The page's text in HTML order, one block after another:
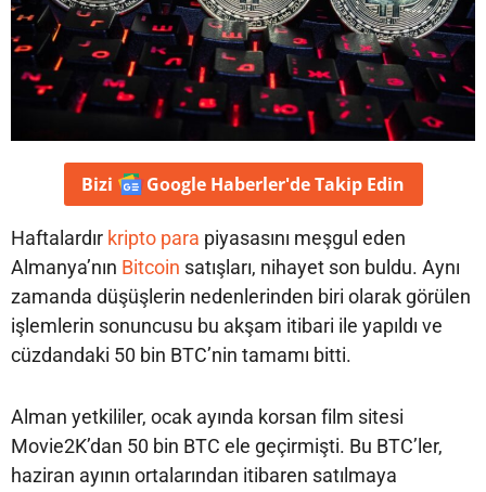
Bizi Google Haberler'deTakip Edin
Haftalardır kripto para piyasasını meşgul eden
Almanya’nın Bitcoin satışları, nihayet son buldu. Aynı
zamanda düşüşlerin nedenlerinden biri olarak görülen
işlemlerin sonuncusu bu akşam itibari ile yapıldı ve
cüzdandaki 50 bin BTC’nin tamamı bitti.
Alman yetkililer, ocak ayında korsan film sitesi
Movie2K’dan 50 bin BTC ele geçirmişti. Bu BTC’ler,
haziran ayının ortalarından itibaren satılmaya